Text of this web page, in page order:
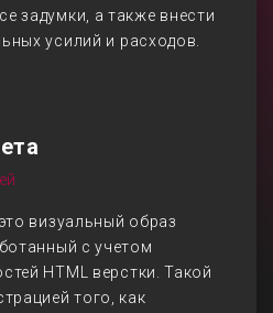
задумки, а также внести
усилий и расходов.
визуальный образ
с учетом
HTML верстки. Такой
того, как